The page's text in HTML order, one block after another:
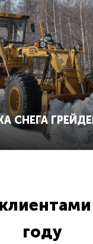
СНЕГА
году